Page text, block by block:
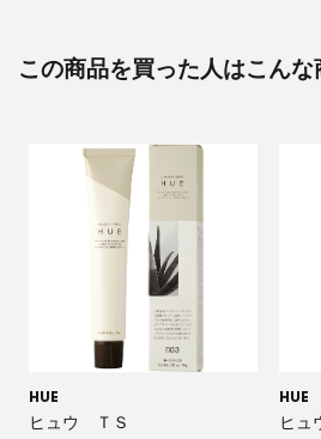
この商品を買った人はこん
HUE
ヒュウ ＴＳ
HUE
ヒュ